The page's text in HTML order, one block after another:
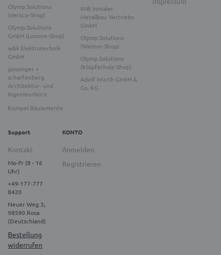
Olymp.Solutions
(Versco-Shop)
Olymp.Solutions
GmbH (Loxone-Shop)
w&k Elektrotechnik
GmbH
gössinger +
scharfenberg
Architektur- und
Ingenieurbüro
Kümpel Baulemente
IMB Inntaler
Metallbau Vertriebs
GmbH
Olymp.Solutions
(Weinor-Shop)
Olymp.Solutions
(Klöpferholz-Shop)
Adolf Würth GmbH &
Co. KG
Support
Kontakt
Mo-Fr (8 - 16
Uhr)
+49-177-777
8420
Neuer Weg 3,
98590 Rosa
(Deutschland)
Bestellung
widerrufen
KONTO
Anmelden
Registrieren